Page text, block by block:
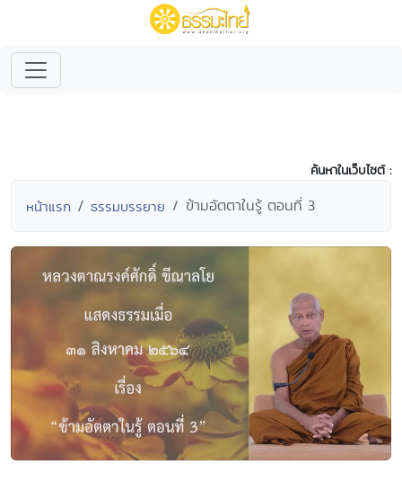
ค้นหาในเว็บไซต์ :
หน้าแรก ธรรมบรรยาย ข้ามอัตตาในรู้ ตอนที่ 3